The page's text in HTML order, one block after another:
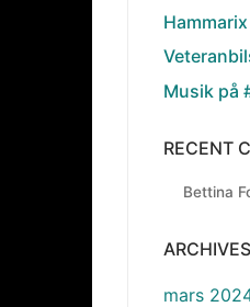
Hammarix
Musik på
RECENT
Bettina
ARCHIVES
mars